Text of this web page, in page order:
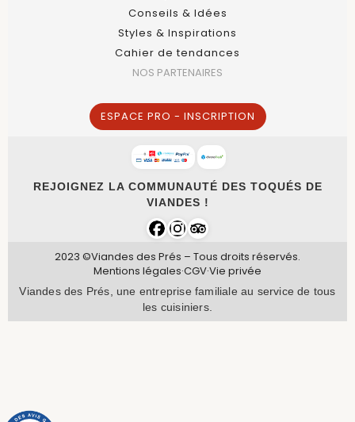
Conseils & Idées
Styles & Inspirations
Cahier de tendances
NOS PARTENAIRES
ESPACE PRO - INSCRIPTION
REJOIGNEZ LA COMMUNAUTÉ DES TOQUÉS DE
VIANDES !
2023 ©Viandes des Prés – Tous droits réservés.
Mentions légales·CGV·Vie privée
Viandes des Prés, une entreprise familiale au service de tous
les cuisiniers.